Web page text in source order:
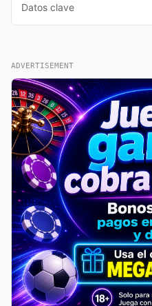
Datos clave
ADVERTISEMENT